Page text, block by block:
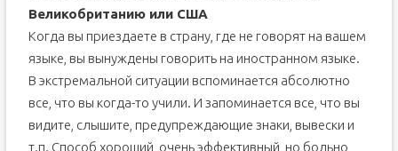
Великобританию или США
Когда вы приездаете в страну, где не говорят на вашем
языке, вы вынуждены говорить на иностранном языке.
В экстремальной ситуации вспоминается абсолютно
все, что вы когда-то учили. И запоминается все, что вы
видите, слышите, предупреждающие знаки, вывески и
т.п. Способ хороший, очень эффективный, но больно